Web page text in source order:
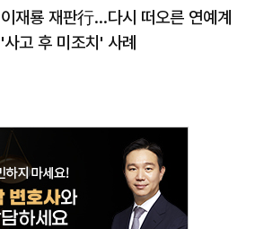
이재룡 재판行…다시 떠오른 연예계
'사고 후 미조치' 사례